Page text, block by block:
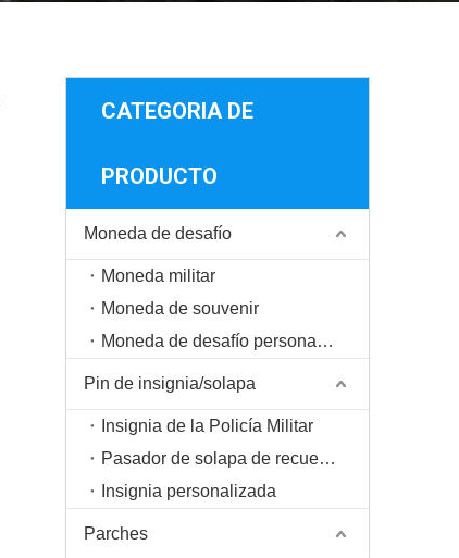
CATEGORIA DE
PRODUCTO
Moneda de desafío
Moneda militar
Moneda de souvenir
Moneda de desafío personalizada
Pin de insignia/solapa
Insignia de la Policía Militar
Pasador de solapa de recuerdo
Insignia personalizada
Parches